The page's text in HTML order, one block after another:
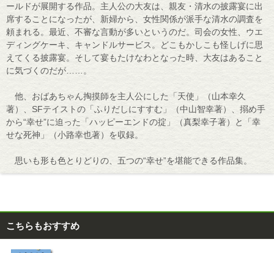
ールドが展開する作品。主人公の大友は、親友・清水の披露宴に出
席することになったが、新婦から、女性関係が派手な清水の調査を
頼まれる。最近、不審な言動が多いというのだ。司会の女性、ウエ
ディングケーキ、キャンドルサービス。どこもかしこも怪しげに思
えてくる披露宴。そして宴もたけなわとなった時、大友はあること
に気づくのだが……。
他、おばあちゃん掏摸師を主人公にした「天使」（山本幸久
著）、SFテイストの「ふりだしにすすむ」（中山智幸著）、搦め手
から“幸せ”に迫った「ハッピーエンドの掟」（真梨幸子著）と「幸
せな死神」（小路幸也著）を収録。
思いも形も色とりどりの、五つの“幸せ”を堪能できる作品集。
こちらもおすすめ